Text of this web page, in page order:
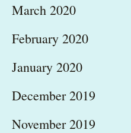
March 2020
February 2020
January 2020
December 2019
November 2019